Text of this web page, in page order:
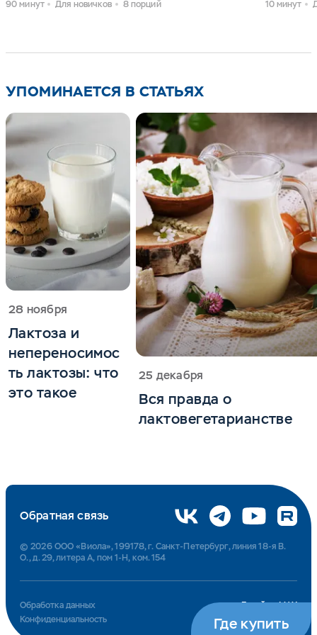
Где купить
закрытия позволит сократить время приготовления
250 г, а также вбрусках.
90 минут Для новичков 8 порций 10 минут
УПОМИНАЕТСЯ В СТАТЬЯХ
28 ноября
Лактоза и
непереносимос
ть лактозы: что
это такое
25 декабря
Вся правда о
лактовегетарианстве
Дизайн – MAX
Обработка данных
Код — MM Source
Конфиденциальность
Обратная связь
© 2026 ООО «Виола», 199178, г. Санкт-Петербург, линия 18-я В.
О., д. 29, литера А, пом 1-Н, ком. 154